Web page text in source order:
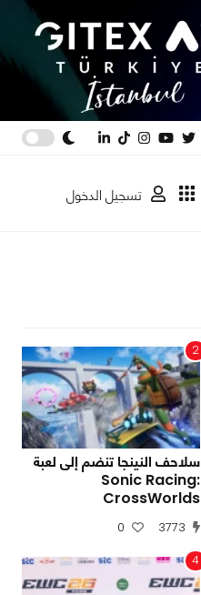
تسجيل الدخول
2
سلاحف النينجا تنضم إلى لعبة
Sonic Racing:
CrossWorlds
3773
0
4